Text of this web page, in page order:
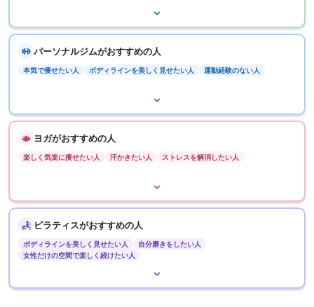
パーソナルジムがおすすめの人
本気で痩せたい人 ボディラインを美しく見せたい人 運動経験のない人
ヨガがおすすめの人
楽しく気楽に痩せたい人 汗かきたい人 ストレスを解消したい人
ピラティスがおすすめの人
ボディラインを美しく見せたい人
自分磨きをしたい人
女性だけの空間で楽しく続けたい人